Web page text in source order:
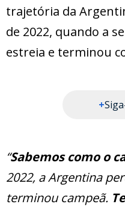
trajetória da
de 2022, quando a
estreia e terminou
+
“Sabemos como o
2022, a Argentina
terminou campeã.